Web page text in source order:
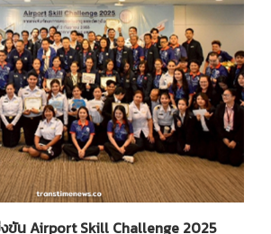
ขัน Airport Skill Challenge 2025